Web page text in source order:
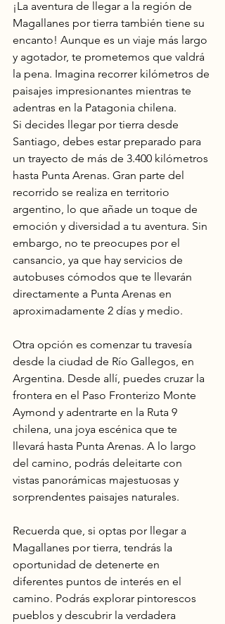
¡La aventura de llegar a la región de
Magallanes por tierra también tiene su
encanto! Aunque es un viaje más largo
y agotador, te prometemos que valdrá
la pena. Imagina recorrer kilómetros de
paisajes impresionantes mientras te
adentras en la Patagonia chilena.
Si decides llegar por tierra desde
Santiago, debes estar preparado para
un trayecto de más de 3.400 kilómetros
hasta Punta Arenas. Gran parte del
recorrido se realiza en territorio
argentino, lo que añade un toque de
emoción y diversidad a tu aventura. Sin
embargo, no te preocupes por el
cansancio, ya que hay servicios de
autobuses cómodos que te llevarán
directamente a Punta Arenas en
aproximadamente 2 días y medio.
Otra opción es comenzar tu travesía
desde la ciudad de Río Gallegos, en
Argentina. Desde allí, puedes cruzar la
frontera en el Paso Fronterizo Monte
Aymond y adentrarte en la Ruta 9
chilena, una joya escénica que te
llevará hasta Punta Arenas. A lo largo
del camino, podrás deleitarte con
vistas panorámicas majestuosas y
sorprendentes paisajes naturales.
Recuerda que, si optas por llegar a
Magallanes por tierra, tendrás la
oportunidad de detenerte en
diferentes puntos de interés en el
camino. Podrás explorar pintorescos
pueblos y descubrir la verdadera